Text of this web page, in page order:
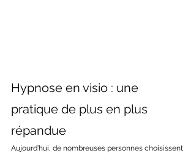
Hypnose en visio : une
pratique de plus en plus
répandue
Aujourd’hui, de nombreuses personnes choisissent